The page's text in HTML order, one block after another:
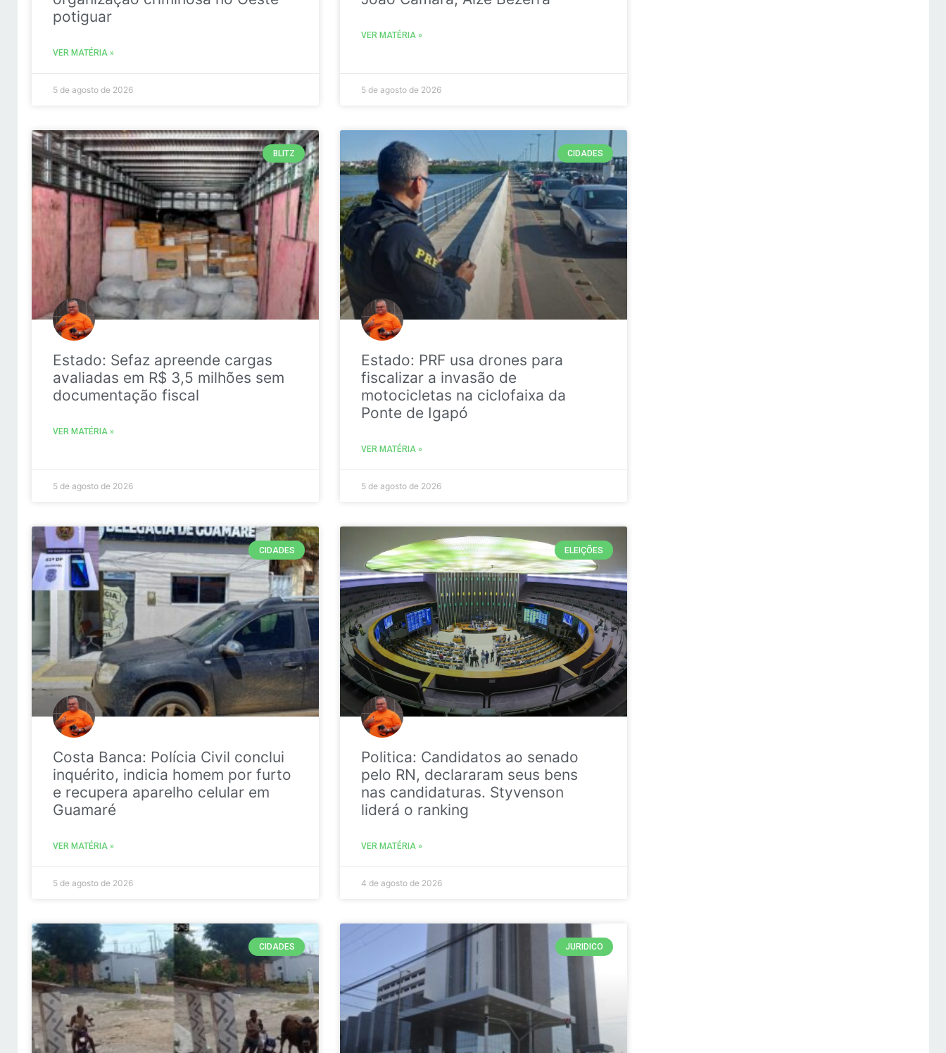
potiguar
VER MATÉRIA »
5 de agosto de 2026
VER MATÉRIA »
5 de agosto de 2026
BLITZ
Estado: Sefaz apreende cargas
avaliadas em R$ 3,5 milhões sem
documentação fiscal
VER MATÉRIA »
5 de agosto de 2026
CIDADES
Estado: PRF usa drones para
fiscalizar a invasão de
motocicletas na ciclofaixa da
Ponte de Igapó
VER MATÉRIA »
5 de agosto de 2026
CIDADES
Costa Banca: Polícia Civil conclui
inquérito, indicia homem por furto
e recupera aparelho celular em
Guamaré
VER MATÉRIA »
5 de agosto de 2026
ELEIÇÕES
Politica: Candidatos ao senado
pelo RN, declararam seus bens
nas candidaturas. Styvenson
liderá o ranking
VER MATÉRIA »
4 de agosto de 2026
CIDADES JURIDICO